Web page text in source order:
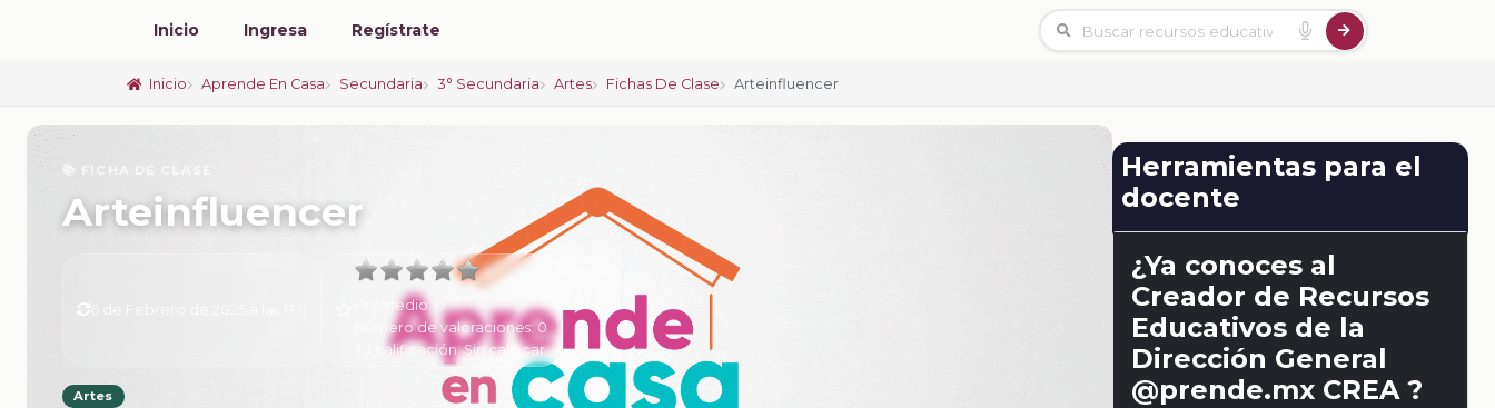
Inicio Ingresa Regístrate
Inicio Aprende En Casa Secundaria 3° Secundaria Artes Fichas De Clase Arteinfluencer
📚 FICHA DE CLASE
Arteinfluencer
Promedio:
0
Número de valoraciones: 0
Tu calificación:Sin calificar
Artes
Herramientas para el
docente
¿Ya conoces al
Creador de Recursos
Educativos de la
Dirección General
@prende.mx CREA ?